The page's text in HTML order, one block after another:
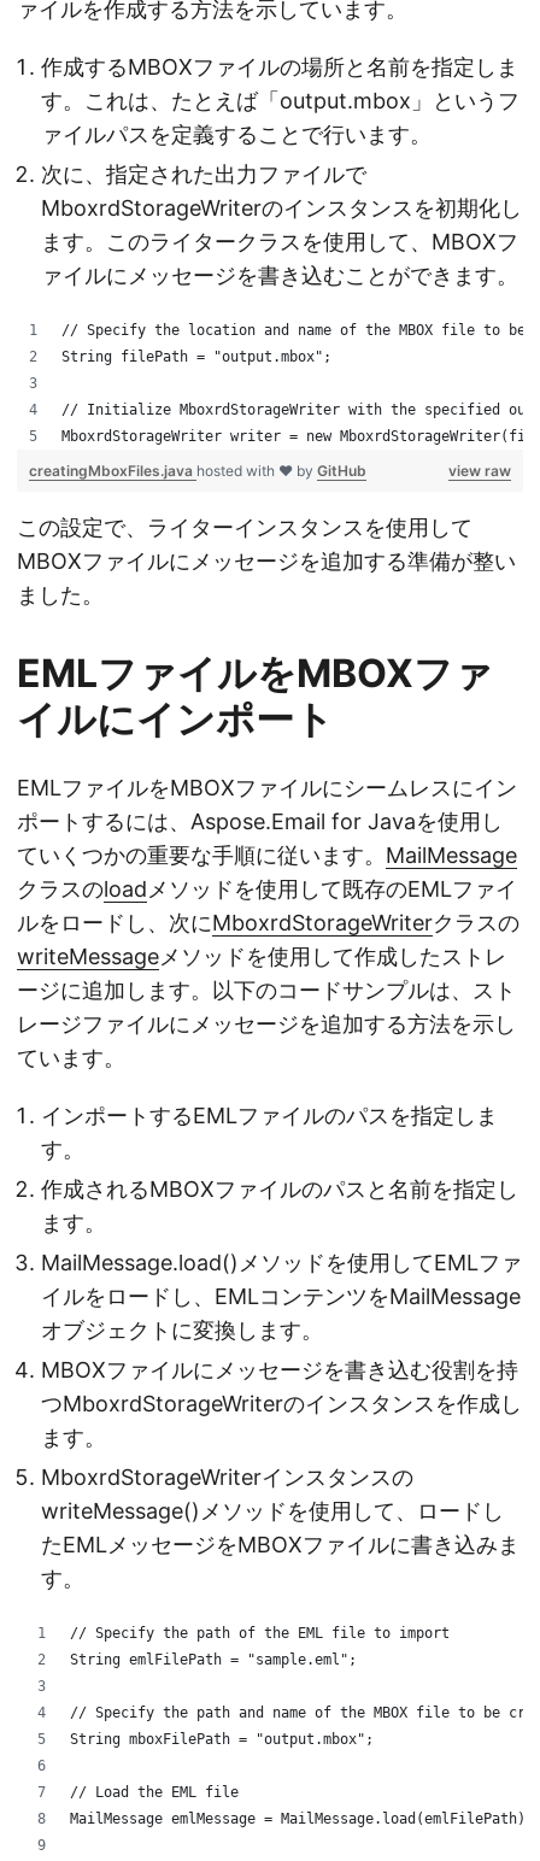
ァイルを作成する方法を示しています。
作成するMBOXファイルの場所と名前を指定しま
す。これは、たとえば「output.mbox」というフ
ァイルパスを定義することで行います。
次に、指定された出力ファイルで
MboxrdStorageWriterのインスタンスを初期化し
ます。このライタークラスを使用して、MBOXフ
ァイルにメッセージを書き込むことができます。
// Specify the location and name of the MBOX file to be
String filePath = "output.mbox";
// Initialize MboxrdStorageWriter with the specified
MboxrdStorageWriter writer = new
view raw
creatingMboxFiles.java hosted with ❤ by GitHub
この設定で、ライターインスタンスを使用して
MBOXファイルにメッセージを追加する準備が整い
ました。
EMLファイルをMBOXファ
イルにインポート
EMLファイルをMBOXファイルにシームレスにイン
ポートするには、Aspose.Email for Javaを使用し
ていくつかの重要な手順に従います。 MailMessage
クラスのload メソッドを使用して既存のEMLファイ
ルをロードし、次にMboxrdStorageWriterクラスの
writeMessageメソッドを使用して作成したストレ
ージに追加します。以下のコードサンプルは、スト
レージファイルにメッセージを追加する方法を示し
ています。
インポートするEMLファイルのパスを指定しま
す。
作成されるMBOXファイルのパスと名前を指定し
ます。
MailMessage.load()メソッドを使用してEMLファ
イルをロードし、EMLコンテンツをMailMessage
オブジェクトに変換します。
MBOXファイルにメッセージを書き込む役割を持
つMboxrdStorageWriterのインスタンスを作成し
ます。
MboxrdStorageWriterインスタンスの
writeMessage()メソッドを使用して、ロードし
たEMLメッセージをMBOXファイルに書き込みま
す。
// Specify the path of the EML file to import
String emlFilePath = "sample.eml";
// Specify the path and name of the MBOX file to be
String mboxFilePath = "output.mbox";
// Load the EML file
MailMessage emlMessage = MailMessage.load(emlFilePath);